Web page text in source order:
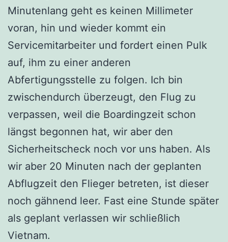
Minutenlang geht es keinen Millimeter
voran, hin und wieder kommt ein
Servicemitarbeiter und fordert einen Pulk
auf, ihm zu einer anderen
Abfertigungsstelle zu folgen. Ich bin
zwischendurch überzeugt, den Flug zu
verpassen, weil die Boardingzeit schon
längst begonnen hat, wir aber den
Sicherheitscheck noch vor uns haben. Als
wir aber 20 Minuten nach der geplanten
Abflugzeit den Flieger betreten, ist dieser
noch gähnend leer. Fast eine Stunde später
als geplant verlassen wir schließlich
Vietnam.